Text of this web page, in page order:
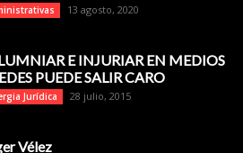
13 agosto, 2020
E INJURIAR EN MEDIOS
PUEDE SALIR CARO
Jurídica 28 julio, 2015
Vélez